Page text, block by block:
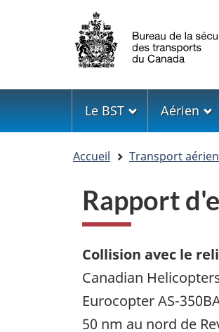
Sélection
de
la
langue
Menu
Le BST Aérien
Accueil Transport aérien
Rapport
Collision avec le
Canadian
Eurocopter AS-
50 nm au nord de